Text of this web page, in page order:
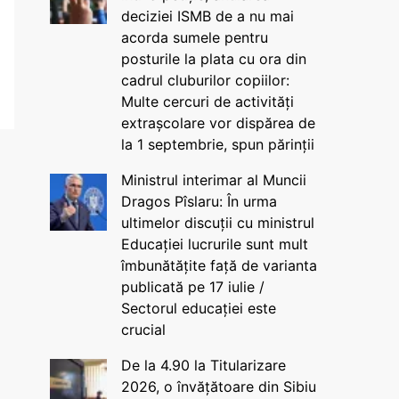
deciziei ISMB de a nu mai
acorda sumele pentru
posturile la plata cu ora din
cadrul cluburilor copiilor:
Multe cercuri de activități
extrașcolare vor dispărea de
la 1 septembrie, spun părinții
Ministrul interimar al Muncii
Dragos Pîslaru: În urma
ultimelor discuții cu ministrul
Educației lucrurile sunt mult
îmbunătățite față de varianta
publicată pe 17 iulie /
Sectorul educației este
crucial
De la 4.90 la Titularizare
2026, o învățătoare din Sibiu